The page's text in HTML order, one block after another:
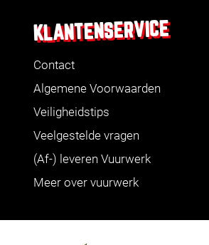
KLANTENSERVICE
Contact
Algemene Voorwaarden
Veiligheidstips
Veelgestelde vragen
(Af-) leveren Vuurwerk
Meer over vuurwerk